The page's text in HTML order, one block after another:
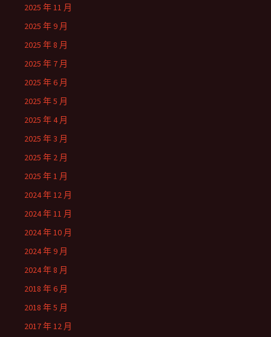
2025 年 11 月
2025 年 9 月
2025 年 8 月
2025 年 7 月
2025 年 6 月
2025 年 5 月
2025 年 4 月
2025 年 3 月
2025 年 2 月
2025 年 1 月
2024 年 12 月
2024 年 11 月
2024 年 10 月
2024 年 9 月
2024 年 8 月
2018 年 6 月
2018 年 5 月
2017 年 12 月